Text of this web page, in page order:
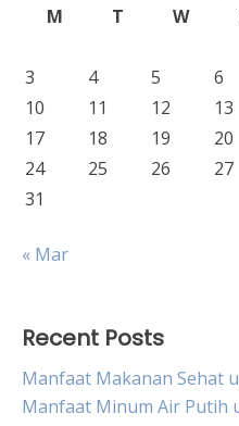
M
T W
3
4 5 6
10
11 12 13
17
18 19 20
24
25 26 27
31
« Mar
Recent Posts
Manfaat Makanan Sehat
Manfaat Minum Air Putih